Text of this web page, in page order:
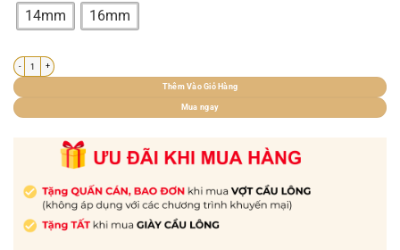
3.800.000 ₫.
14mm 16mm
Vợt Pickleball JOOLA Scorpeus 3S Dual số lượng
Thêm Vào Giỏ Hàng
Mua ngay